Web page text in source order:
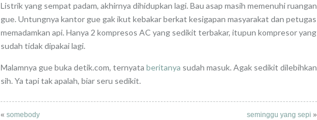
Listrik yang sempat padam, akhirnya dihidupkan lagi. Bau asap masih memenuhi ruangan
gue. Untungnya kantor gue gak ikut kebakar berkat kesigapan masyarakat dan petugas
memadamkan api. Hanya 2 kompresos AC yang sedikit terbakar, itupun kompresor yang
sudah tidak dipakai lagi.
Malamnya gue buka detik.com, ternyata beritanya sudah masuk. Agak sedikit dilebihkan
sih. Ya tapi tak apalah, biar seru sedikit.
« somebody seminggu yang sepi »